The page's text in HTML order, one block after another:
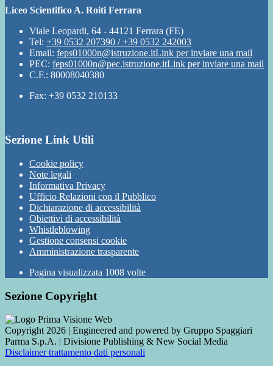
Liceo Scientifico A. Roiti Ferrara
Viale Leopardi, 64 - 44121 Ferrara (FE)
Tel: +39 0532 207390 / +39 0532 242003
Email: feps01000n@istruzione.itLink per inviare una mail
PEC: feps01000n@pec.istruzione.itLink per inviare una mail
C.F.: 80008040380
Fax: +39 0532 210133
Sezione Link Utili
Cookie policy
Note legali
Informativa Privacy
Ufficio Relazioni con il Pubblico
Dichiarazione di accessibilità
Obiettivi di accessibilità
Whistleblowing
Gestione consensi cookie
Amministrazione trasparente
Pagina visualizzata 1008 volte
Sezione Copyright
Copyright 2026 | Engineered and powered by Gruppo Spaggiari
Parma S.p.A. | Divisione Publishing & New Social Media
Disclaimer trattamento dati personali